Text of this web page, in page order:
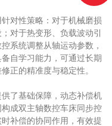
对性策略：对于机械磨损
对于热变形、负载波动引
系统调整从轴运动参数，
自学习能力，可通过长期
正的精准度与稳定性。
了基础保障，动态补偿机
成双主轴数控车床同步控
补偿的协同作用，有效提